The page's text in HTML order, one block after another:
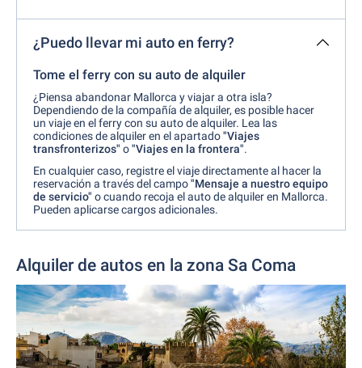
¿Puedo llevar mi auto en ferry?
Tome el ferry con su auto de alquiler
¿Piensa abandonar Mallorca y viajar a otra isla?
Dependiendo de la compañía de alquiler, es posible hacer
un viaje en el ferry con su auto de alquiler. Lea las
condiciones de alquiler en el apartado"Viajes
transfronterizos" o"Viajes en la frontera".
En cualquier caso, registre el viaje directamente al hacer la
reservación a través del campo"Mensaje a nuestro equipo
de servicio" o cuando recoja el auto de alquiler en Mallorca.
Pueden aplicarse cargos adicionales.
Alquiler de autos en la zona Sa Coma